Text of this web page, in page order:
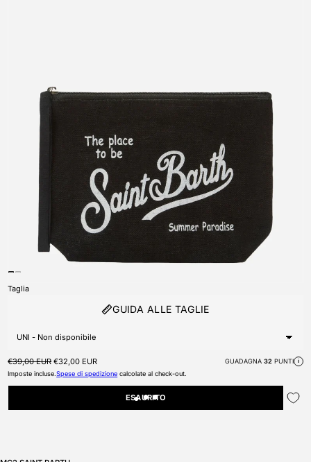
Taglia
GUIDA ALLE TAGLIE
Prezzo di listino
€39,00 EUR Prezzo scontato
€32,00 EUR GUADAGNA 32PUNTI i
Imposte incluse.Spese di spedizione calcolate al check-out.
ESAURITO